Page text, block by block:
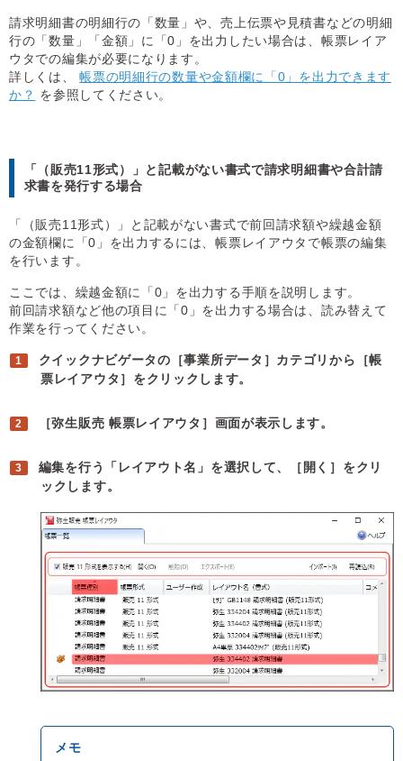
請求明細書の明細行の「数量」や、売上伝票や見積書などの明細
行の「数量」「金額」に「0」を出力したい場合は、帳票レイア
ウタでの編集が必要になります。
詳しくは、帳票の明細行の数量や金額欄に「0」を出力できます
か？ を参照してください。
「（販売11形式）」と記載がない書式で請求明細書や合計請
求書を発行する場合
「（販売11形式）」と記載がない書式で前回請求額や繰越金額
の金額欄に「0」を出力するには、帳票レイアウタで帳票の編集
を行います。
ここでは、繰越金額に「0」を出力する手順を説明します。
前回請求額など他の項目に「0」を出力する場合は、読み替えて
作業を行ってください。
クイックナビゲータの［事業所データ］カテゴリから［帳
票レイアウタ］をクリックします。
［弥生販売 帳票レイアウタ］画面が表示します。
編集を行う「レイアウト名」を選択して、［開く］をクリ
ックします。